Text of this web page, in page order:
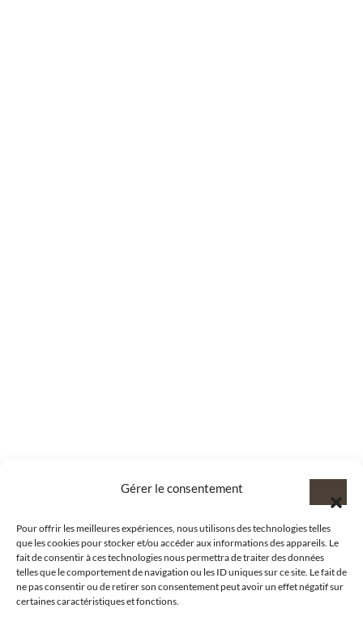
Gérer le consentement
Pour offrir les meilleures expériences, nous utilisons des technologies telles
que les cookies pour stocker et/ou accéder aux informations des appareils. Le
fait de consentir à ces technologies nous permettra de traiter des données
telles que le comportement de navigation ou les ID uniques sur ce site. Le fait de
ne pas consentir ou de retirer son consentement peut avoir un effet négatif sur
certaines caractéristiques et fonctions.